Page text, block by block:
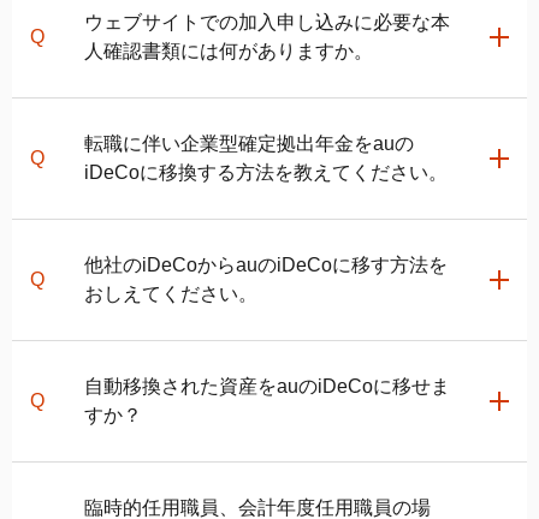
加入者口座番号とパスワードを用いてJIS&T確定拠出
年金インターネットサービスサイト
で掛金の配分指
にて運用商品の買付が行われます。
運用商品の買付後にauのiDeCo加入者サイト にログイ
書類申込の場合
ます。
同封の返信用封筒に入れて郵送してください。
当社での確認が完了しましたら、国民年金基金連合会
にて加入の審査が行われます。加入資格を有している
審査完了後に「口座開設のお知らせ」と「パスワード
了し、運用が始まるまでに2～3ヵ月程度掛かります。
企業型確定拠出年金からの移換や他社のiDeCoから変
更の場合は、加入手続きの他に移換・変更手続きがあ
りますので、さらに1～2ヵ月程度掛かる見込みです。
おおよその日程を確認されたい方は、 新規お申し込み
時の日程シミュレーションをご利用ください。
関連ページ
auのiDeCoお申し込み後のお手続きの流れ
お申し込み後、 マイページ にau IDログインいただくこ
とで、お申し込み状況をご確認いただけます。
ウェブサイトでの加入申し込みに必要な本
人確認書類には何がありますか。
運転免許証、マイナンバーカード、住民票の写しのい
ずれかをご用意ください。
転職に伴い企業型確定拠出年金をauの
iDeCoに移換する方法を教えてください。
iDeCo iDeCo お申し込み
ページにアクセスいただき、基本情報を登録してくだ
さい。
次に、希望するお手続きの選択画面で「企業型確定拠
を拠出する方は「資産を移し新たに掛金を拠出する」
を選択、掛金を拠出せずに移換した資産を運用するの
いたします。
他社のiDeCoからauのiDeCoに移す方法を
おしえてください。
他社の iDeCo から変更を希望される方は、auの
お申し込みページ にアクセスいただき、基本情報を登
録してください。
その後、希望するお手続きの選択画面で「他社の
自動移換された資産をauのiDeCoに移せま
すか？
可能です。
臨時的任用職員、会計年度任用職員の場